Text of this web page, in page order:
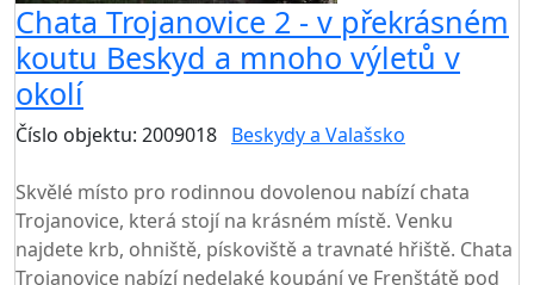
Chata Trojanovice 2 - v překrásném
koutu Beskyd a mnoho výletů v
okolí
Číslo objektu: 2009018 Beskydy a Valašsko
Skvělé místo pro rodinnou dovolenou nabízí chata
Trojanovice, která stojí na krásném místě. Venku
najdete krb, ohniště, pískoviště a travnaté hřiště. Chata
Trojanovice nabízí nedelaké koupání ve Frenštátě pod